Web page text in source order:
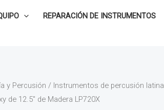
REPARACIÓN DE INSTRUMENTOS
y Percusión / Instrumentos de percusión latina
de 12.5″ de Madera LP720X